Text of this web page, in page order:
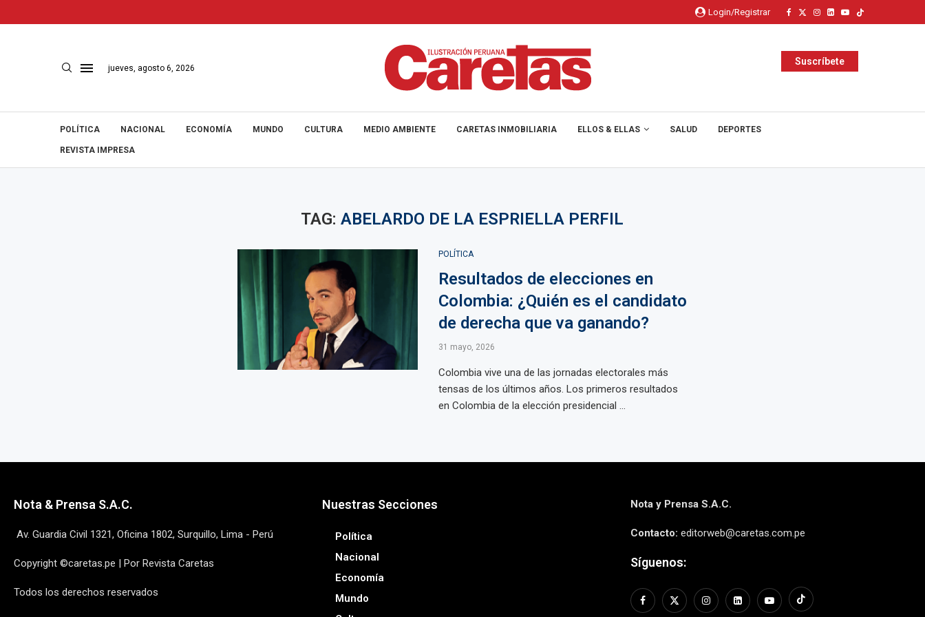
Login/Registrar
jueves, agosto 6, 2026
Suscríbete
POLÍTICA NACIONAL ECONOMÍA MUNDO CULTURA MEDIO AMBIENTE CARETAS INMOBILIARIA ELLOS & ELLAS SALUD DEPORTES
REVISTA IMPRESA
TAG:ABELARDO DE LA ESPRIELLA PERFIL
POLÍTICA
Resultados de elecciones en
Colombia: ¿Quién es el candidato
de derecha que va ganando?
31 mayo, 2026
Colombia vive una de las jornadas electorales más
tensas de los últimos años. Los primeros resultados
en Colombia de la elección presidencial ...
Nota & Prensa S.A.C.
Av. Guardia Civil 1321, Oficina 1802, Surquillo, Lima - Perú
Copyright ©caretas.pe | Por Revista Caretas
Todos los derechos reservados
Nuestras Secciones
Política
Nacional
Economía
Mundo
Nota y Prensa S.A.C.
Contacto: editorweb@caretas.com.pe
Síguenos: